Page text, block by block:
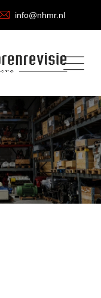
info@nhmr.nl